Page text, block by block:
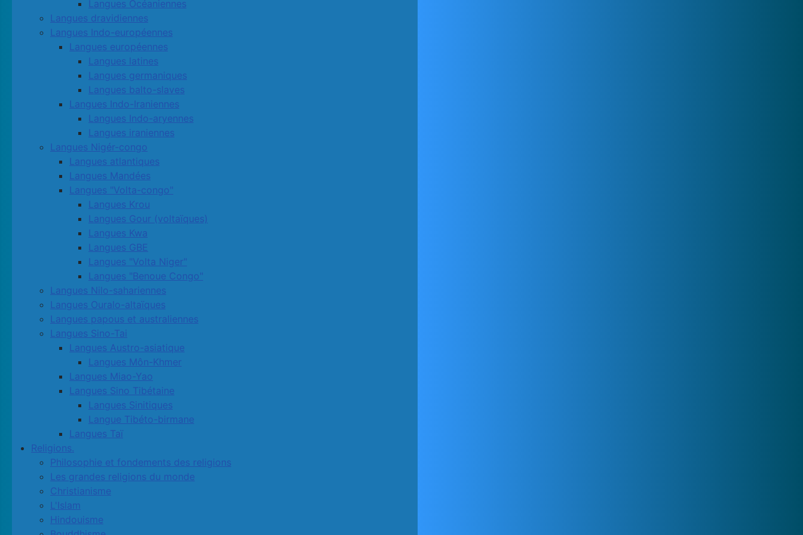
Langues Océaniennes
Langues dravidiennes
Langues Indo-européennes
Langues européennes
Langues latines
Langues germaniques
Langues balto-slaves
Langues Indo-Iraniennes
Langues Indo-aryennes
Langues iraniennes
Langues Nigér-congo
Langues atlantiques
Langues Mandées
Langues "Volta-congo"
Langues Krou
Langues Gour (voltaïques)
Langues Kwa
Langues GBE
Langues "Volta Niger"
Langues "Benoue Congo"
Langues Nilo-sahariennes
Langues Ouralo-altaïques
Langues papous et australiennes
Langues Sino-Tai
Langues Austro-asiatique
Langues Môn-Khmer
Langues Miao-Yao
Langues Sino Tibétaine
Langues Sinitiques
Langue Tibéto-birmane
Langues Taï
Religions.
Philosophie et fondements des religions
Les grandes religions du monde
Christianisme
L'Islam
Hindouisme